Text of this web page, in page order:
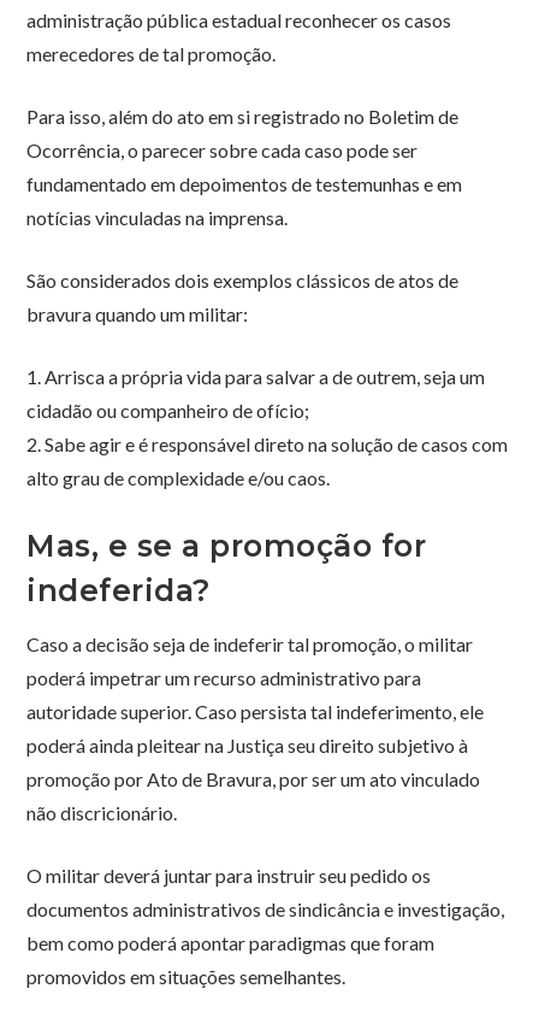
administração pública estadual reconhecer os casos
merecedores de tal promoção.
Para isso, além do ato em si registrado no Boletim de
Ocorrência, o parecer sobre cada caso pode ser
fundamentado em depoimentos de testemunhas e em
notícias vinculadas na imprensa.
São considerados dois exemplos clássicos de atos de
bravura quando um militar:
1. Arrisca a própria vida para salvar a de outrem, seja um
cidadão ou companheiro de ofício;
2. Sabe agir e é responsável direto na solução de casos com
alto grau de complexidade e/ou caos.
Mas, e se a promoção for
indeferida?
Caso a decisão seja de indeferir tal promoção, o militar
poderá impetrar um recurso administrativo para
autoridade superior. Caso persista tal indeferimento, ele
poderá ainda pleitear na Justiça seu direito subjetivo à
promoção por Ato de Bravura, por ser um ato vinculado
não discricionário.
O militar deverá juntar para instruir seu pedido os
documentos administrativos de sindicância e investigação,
bem como poderá apontar paradigmas que foram
promovidos em situações semelhantes.